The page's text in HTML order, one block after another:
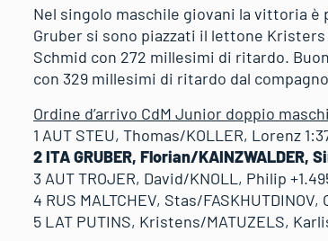
Nel singolo maschile giovani la vittoria è
Gruber si sono piazzati il lettone
Schmid con 272 millesimi di ritardo.
con 329 millesimi di ritardo dal
Ordine d’arrivo CdM Junior doppio
1 AUT STEU, Thomas/KOLLER, Lorenz
2 ITA GRUBER, Florian/KAINZWALDER,
3 AUT TROJER, David/KNOLL, Philip
4 RUS MALTCHEV, Stas/FASKHUTDINOV,
5 LAT PUTINS, Kristens/MATUZELS,